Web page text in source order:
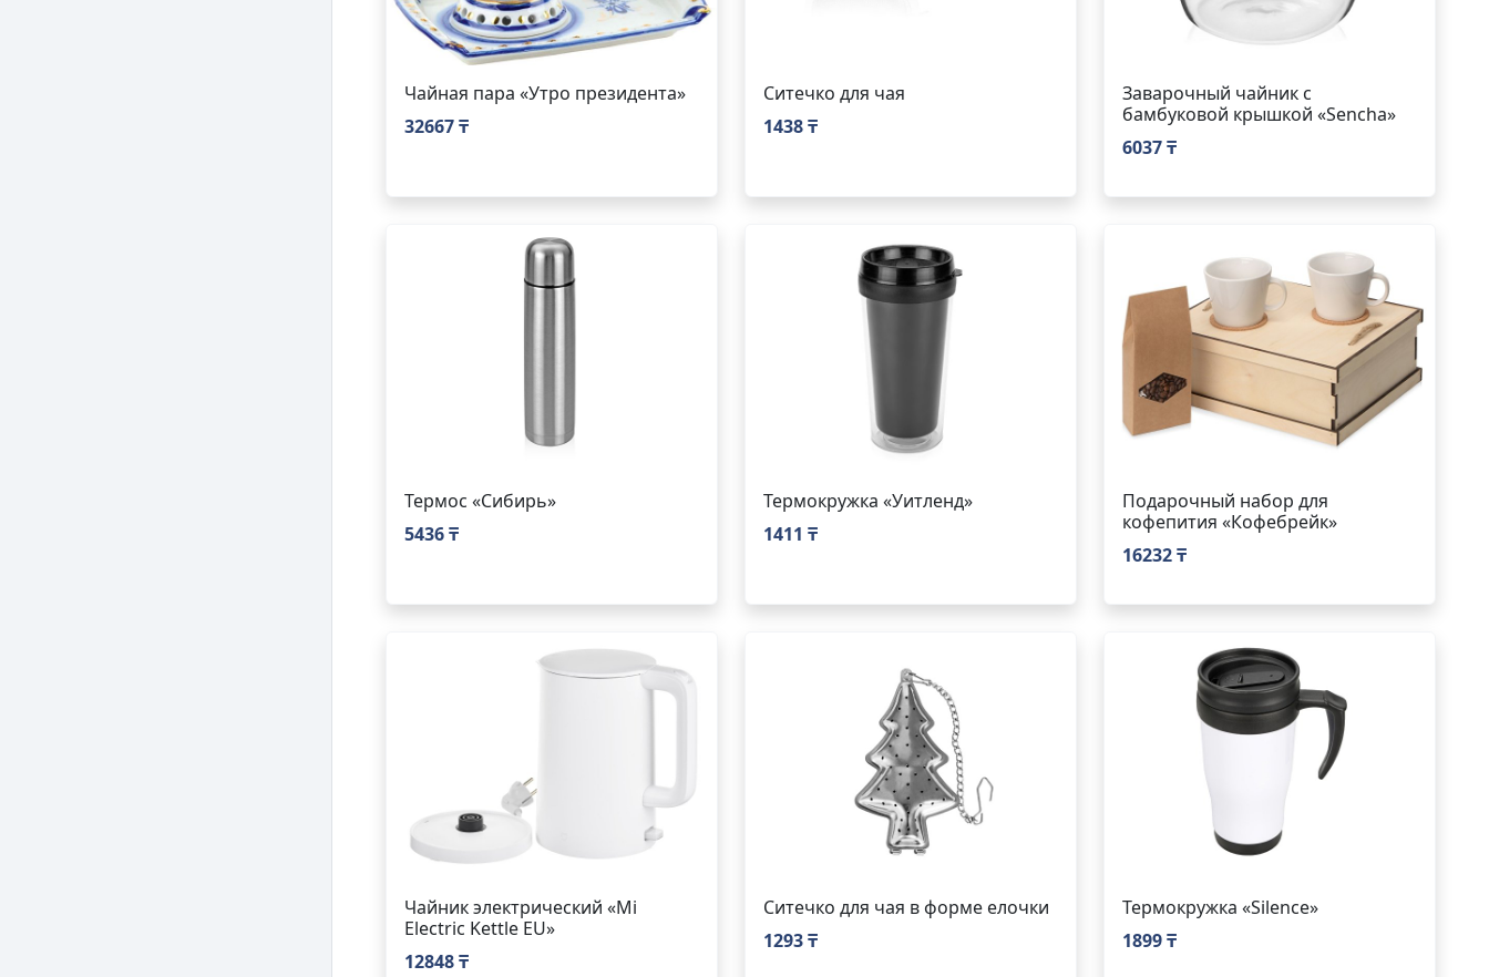
Чайная пара «Утро президента»
32667 ₸
Ситечко для чая
1438 ₸
Заварочный чайник с
бамбуковой крышкой «Sencha»
6037 ₸
Термос «Сибирь»
5436 ₸
Термокружка «Уитленд»
1411 ₸
Подарочный набор для
кофепития «Кофебрейк»
16232 ₸
Чайник электрический «Mi
Electric Kettle EU»
12848 ₸
Ситечко для чая в форме елочки
1293 ₸
Термокружка «Silence»
1899 ₸